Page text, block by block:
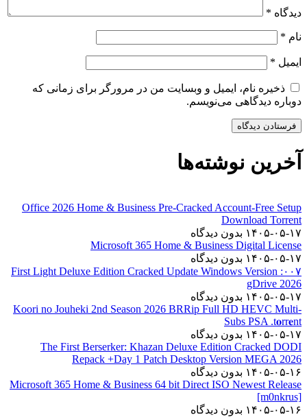
دیدگاه *
نام *
ایمیل *
ذخیره نام، ایمیل و وبسایت من در مرورگر برای زمانی که
دوباره دیدگاهی می‌نویسم.
آخرین نوشته‌ها
Office 2026 Home & Business Pre-Cracked Account-Free Setup
Dоwnlоad Torrent
۱۴۰۵-۰۵-۱۷ بدون دیدگاه
Microsoft 365 Home & Business Digital License
۱۴۰۵-۰۵-۱۷ بدون دیدگاه
۰۰۷: First Light Deluxe Edition Cracked Update Windows Version
gDrive 2026
۱۴۰۵-۰۵-۱۷ بدون دیدگاه
Koori no Jouheki 2nd Season 2026 BRRip Full HD HEVC Multi-
Subs PSA .t𝐨rr𝐞nt
۱۴۰۵-۰۵-۱۷ بدون دیدگاه
The First Berserker: Khazan Deluxe Edition Cracked DODI
Repack +Day 1 Patch Desktop Version MEGA 2026
۱۴۰۵-۰۵-۱۶ بدون دیدگاه
Microsoft 365 Home & Business 64 bit Direct ISO Newest Release
[m0nkrus]
۱۴۰۵-۰۵-۱۶ بدون دیدگاه